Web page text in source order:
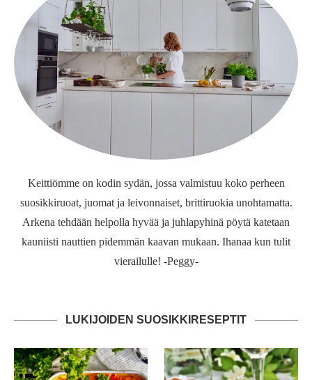
Keittiömme on kodin sydän, jossa valmistuu koko perheen
suosikkiruoat, juomat ja leivonnaiset, brittiruokia unohtamatta.
Arkena tehdään helpolla hyvää ja juhlapyhinä pöytä katetaan
kauniisti nauttien pidemmän kaavan mukaan. Ihanaa kun tulit
vierailulle! -Peggy-
LUKIJOIDEN SUOSIKKIRESEPTIT